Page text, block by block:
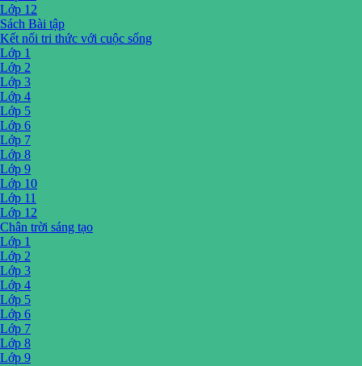
Lớp 12
Sách Bài tập
Kết nối tri thức với cuộc sống
Lớp 1
Lớp 2
Lớp 3
Lớp 4
Lớp 5
Lớp 6
Lớp 7
Lớp 8
Lớp 9
Lớp 10
Lớp 11
Lớp 12
Chân trời sáng tạo
Lớp 1
Lớp 2
Lớp 3
Lớp 4
Lớp 5
Lớp 6
Lớp 7
Lớp 8
Lớp 9